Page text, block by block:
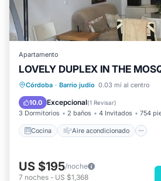
Apartamento
LOVELY DUPLEX IN THE
Córdoba · Barrio judío 0.03 mi al centro
10.0 Excepcional(1 Revisar)
3 Dormitorios 2 baños 4 Invitados 754
Cocina Aire acondicionado
Cocina
Aire acondicionado
Apto para niños
US $195/noche
7 noches - US $1,368